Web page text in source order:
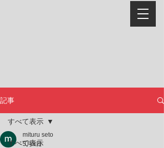
記事
すべて表示
すべて表示
mituru seto
5月8日